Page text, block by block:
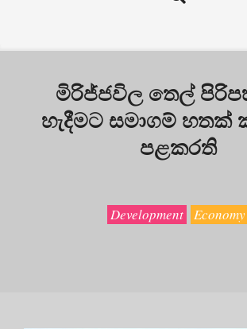
මිරිජ්ජවිල තෙල්
හැදීමට සමාගම් හතක්
පළකරති
Development Economy